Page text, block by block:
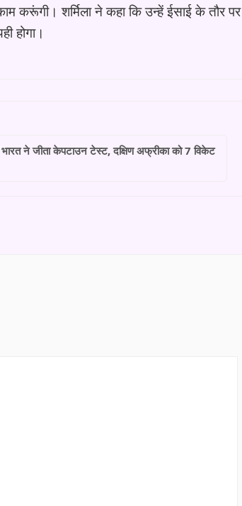
करूंगी। शर्मिला ने कहा कि उन्हें ईसाई के तौर पर
होगा।
ने जीता केपटाउन टेस्ट, दक्षिण अफ्रीका को 7 विकेट